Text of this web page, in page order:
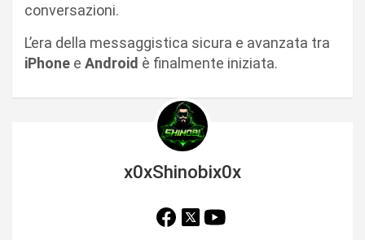
conversazioni.
L’era della messaggistica sicura e avanzata tra
iPhone e Android è finalmente iniziata.
x0xShinobix0x